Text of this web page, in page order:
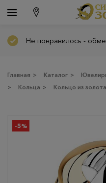
Не понравилось -
Главная > Каталог >
>
Кольца > Кольцо из
-5%